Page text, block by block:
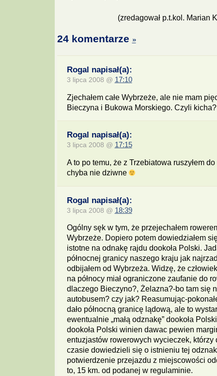
(zredagował p.t.kol. Marian
24 komentarze »
Rogal napisał(a):
3 lipca 2008 @ 17:10
Zjechałem całe Wybrzeże, ale nie mam
Bieczyna i Bukowa Morskiego. Czyli kicha?
Rogal napisał(a):
3 lipca 2008 @ 17:15
A to po temu, że z Trzebiatowa ruszyłem
chyba nie dziwne
Rogal napisał(a):
3 lipca 2008 @ 18:39
Ogólny sęk w tym, że przejechałem
Wybrzeże. Dopiero potem dowiedziałem
istotne na odnakę rajdu dookoła Polski.
północnej granicy naszego kraju jak
odbijałem od Wybrzeża. Widzę, że
na północy miał ograniczone zaufanie do
dlaczego Bieczyno?, Żelazna?-bo tam się
autobusem? czy jak? Reasumując-
dało północną granicę lądową, ale to
ewentualnie „małą odznakę” dookoła
dookoła Polski winien dawac pewien
entuzjastów rowerowych wycieczek, którzy
czasie dowiedzieli się o istnieniu tej
potwierdzenie przejazdu z miejscowości
to, 15 km. od podanej w regulaminie.